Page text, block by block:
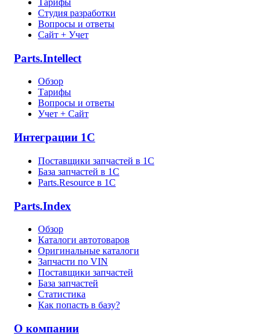
Тарифы
Студия разработки
Вопросы и ответы
Сайт + Учет
Parts.Intellect
Обзор
Тарифы
Вопросы и ответы
Учет + Сайт
Интеграции 1С
Поставщики запчастей в 1C
База запчастей в 1С
Parts.Resource в 1C
Parts.Index
Обзор
Каталоги автотоваров
Оригинальные каталоги
Запчасти по VIN
Поставщики запчастей
База запчастей
Статистика
Как попасть в базу?
О компании